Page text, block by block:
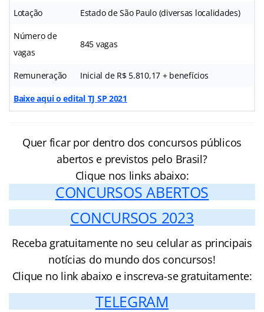
Lotação Estado de São Paulo (diversas localidades)
Número de
vagas
845 vagas
Remuneração Inicial de R$ 5.810,17 + benefícios
Baixe aqui o edital TJ SP 2021
Quer ficar por dentro dos concursos públicos
abertos e previstos pelo Brasil?
Clique nos links abaixo:
CONCURSOS ABERTOS
CONCURSOS 2023
Receba gratuitamente no seu celular as principais
notícias do mundo dos concursos!
Clique no link abaixo e inscreva-se gratuitamente:
TELEGRAM